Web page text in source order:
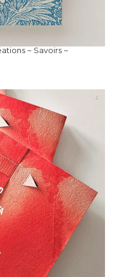
~ Savoirs ~